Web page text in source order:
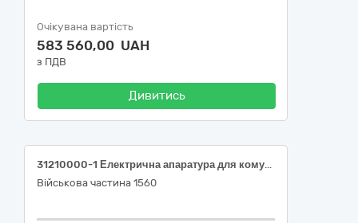
Очікувана вартість
583 560,00 UAH
з ПДВ
Дивитись
31210000-1 Електрична апаратура для комутування та захисту електричних кіл (Вимикач автоматичний триполюсний C32; Вимикач автоматичний триполюсний C40; Вимикач автоматичний триполюсний C50; Вимикач автоматичний однополюсний 10 А; Вимикач автоматичний однополюсний 16 А; Вимикач 2-клавішний; Вимикач 1-клавішний; Щит розподільчий Hager Volta 24 модулі (або квівалент))
Військова частина 1560